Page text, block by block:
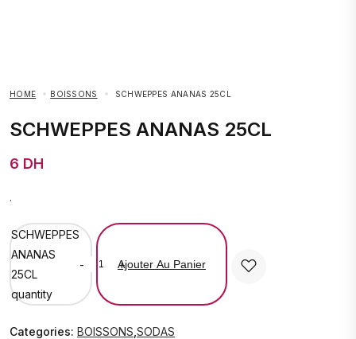
HOME BOISSONS SCHWEPPES ANANAS 25CL
SCHWEPPES ANANAS 25CL
6 DH
.
SCHWEPPES
ANANAS
25CL
quantity
- +
Ajouter Au Panier
Categories: BOISSONS SODAS